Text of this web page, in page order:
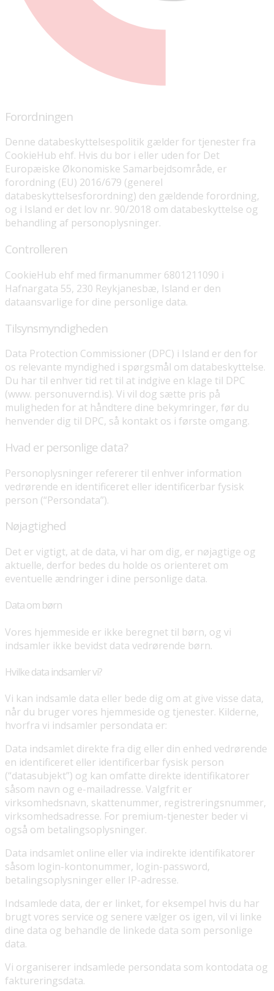
Forordningen
Denne databeskyttelsespolitik gælder for tjenester fra
CookieHub ehf. Hvis du bor i eller uden for Det
Europæiske Økonomiske Samarbejdsområde, er
forordning (EU) 2016/679 (generel
databeskyttelsesforordning) den gældende forordning,
og i Island er det lov nr. 90/2018 om databeskyttelse og
behandling af personoplysninger.
Controlleren
CookieHub ehf med firmanummer 6801211090 i
Hafnargata 55, 230 Reykjanesbæ, Island er den
dataansvarlige for dine personlige data.
Tilsynsmyndigheden
Data Protection Commissioner (DPC) i Island er den for
os relevante myndighed i spørgsmål om databeskyttelse.
Du har til enhver tid ret til at indgive en klage til DPC
(www. personuvernd.is). Vi vil dog sætte pris på
muligheden for at håndtere dine bekymringer, før du
henvender dig til DPC, så kontakt os i første omgang.
Hvad er personlige data?
Personoplysninger refererer til enhver information
vedrørende en identificeret eller identificerbar fysisk
person (“Persondata”).
Nøjagtighed
Det er vigtigt, at de data, vi har om dig, er nøjagtige og
aktuelle, derfor bedes du holde os orienteret om
eventuelle ændringer i dine personlige data.
Data om børn
Vores hjemmeside er ikke beregnet til børn, og vi
indsamler ikke bevidst data vedrørende børn.
Hvilke data indsamler vi?
Vi kan indsamle data eller bede dig om at give visse data,
når du bruger vores hjemmeside og tjenester. Kilderne,
hvorfra vi indsamler persondata er:
Data indsamlet direkte fra dig eller din enhed vedrørende
en identificeret eller identificerbar fysisk person
(“datasubjekt”) og kan omfatte direkte identifikatorer
såsom navn og e-mailadresse. Valgfrit er
virksomhedsnavn, skattenummer, registreringsnummer,
virksomhedsadresse. For premium-tjenester beder vi
også om betalingsoplysninger.
Data indsamlet online eller via indirekte identifikatorer
såsom login-kontonummer, login-password,
betalingsoplysninger eller IP-adresse.
Indsamlede data, der er linket, for eksempel hvis du har
brugt vores service og senere vælger os igen, vil vi linke
dine data og behandle de linkede data som personlige
data.
Vi organiserer indsamlede persondata som kontodata og
faktureringsdata.